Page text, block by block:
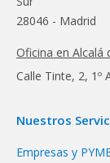
28046 - Madrid
Oficina en Alcalá
Calle Tinte, 2, 1º
Nuestros
Empresas y